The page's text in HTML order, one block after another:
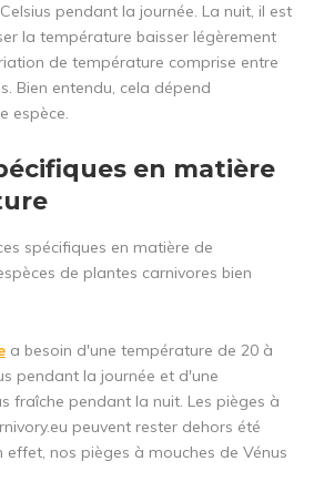
pendant la journée. La nuit, il est
la température baisser légèrement
de température comprise entre
Bien entendu, cela dépend
espèce.
en matière
spécifiques en matière de
de plantes carnivores bien
a besoin d'une température de 20 à
pendant la journée et d'une
fraîche pendant la nuit. Les pièges à
peuvent rester dehors été
effet, nos pièges à mouches de Vénus